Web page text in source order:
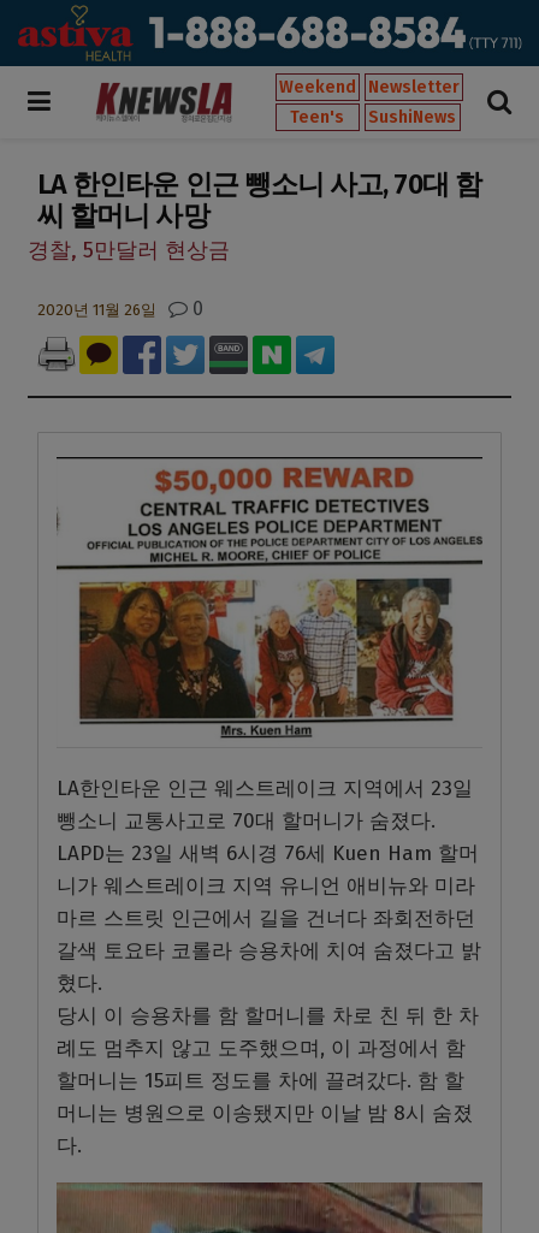
Weekend
Newsletter
Teen's
SushiNews
LA 한인타운 인근 뺑소니 사고, 70대 함
씨 할머니 사망
경찰, 5만달러 현상금
2020년 11월 26일 0
LA한인타운 인근 웨스트레이크 지역에서 23일
뺑소니 교통사고로 70대 할머니가 숨졌다.
LAPD는 23일 새벽 6시경 76세 Kuen Ham 할머
니가 웨스트레이크 지역 유니언 애비뉴와 미라
마르 스트릿 인근에서 길을 건너다 좌회전하던
갈색 토요타 코롤라 승용차에 치여 숨졌다고 밝
혔다.
당시 이 승용차를 함 할머니를 차로 친 뒤 한 차
례도 멈추지 않고 도주했으며, 이 과정에서 함
할머니는 15피트 정도를 차에 끌려갔다. 함 할
머니는 병원으로 이송됐지만 이날 밤 8시 숨졌
다.